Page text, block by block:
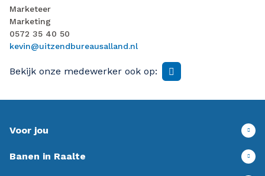
Marketeer
Marketing
0572 35 40 50
kevin@uitzendbureausalland.nl
Bekijk onze medewerker ook op:
Voor jou
Banen in Raalte